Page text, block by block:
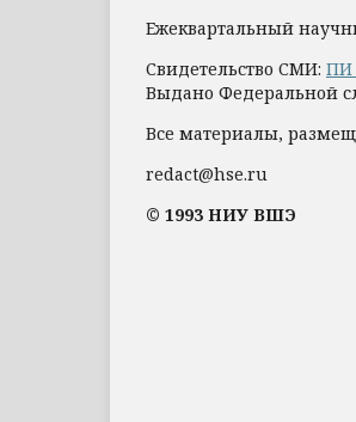
Ежеквартальный
Свидетельство СМИ: ПИ
Выдано Федеральной
Все материалы,
redact@hse.ru
© 1993 НИУ ВШЭ